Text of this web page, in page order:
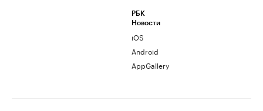
РБК
Новости
iOS
Android
AppGallery